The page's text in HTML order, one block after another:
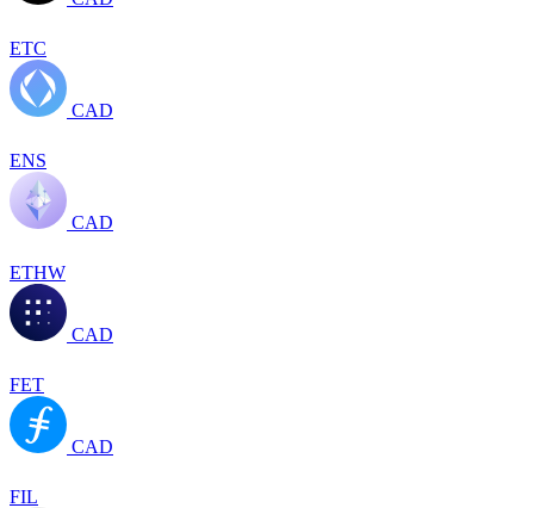
ETC
CAD
ENS
CAD
ETHW
CAD
FET
CAD
FIL